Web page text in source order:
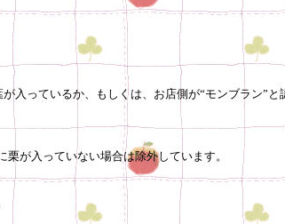
もしくは、お店側が“モンブラン”と認
っていない場合は除外しています。